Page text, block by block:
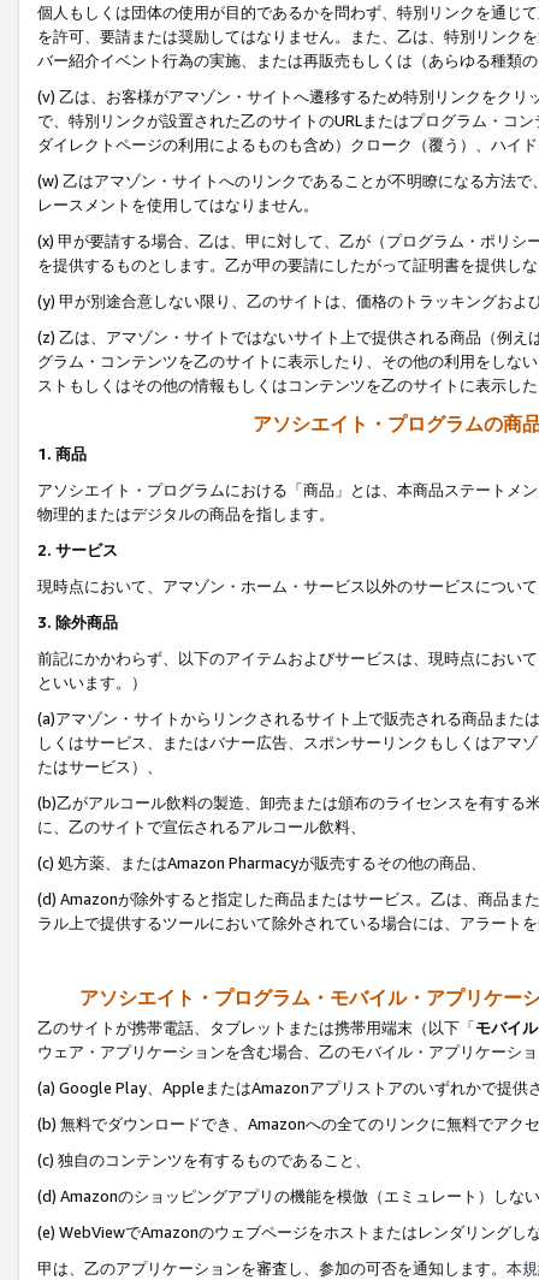
個人もしくは団体の使用が目的であるかを問わず、特別リンクを通じ
を許可、要請または奨励してはなりません。また、乙は、特別リンク
バー紹介イベント行為の実施、または再販売もしくは（あらゆる種類
(v) 乙は、お客様がアマゾン・サイトへ遷移するため特別リンクをク
で、特別リンクが設置された乙のサイトのURLまたはプログラム・コ
ダイレクトページの利用によるものも含め）クローク（覆う）、ハイ
(w) 乙はアマゾン・サイトへのリンクであることが不明瞭になる方法
レースメントを使用してはなりません。
(x) 甲が要請する場合、乙は、甲に対して、乙が（プログラム・ポリ
を提供するものとします。乙が甲の要請にしたがって証明書を提供し
(y) 甲が別途合意しない限り、乙のサイトは、価格のトラッキングお
(z) 乙は、アマゾン・サイトではないサイト上で提供される商品（例
グラム・コンテンツを乙のサイトに表示したり、その他の利用をしな
ストもしくはその他の情報もしくはコンテンツを乙のサイトに表示し
アソシエイト・プログラムの商
1. 商品
アソシエイト・プログラムにおける「商品」とは、本商品ステートメ
物理的またはデジタルの商品を指します。
2. サービス
現時点において、アマゾン・ホーム・サービス以外のサービスについ
3. 除外商品
前記にかかわらず、以下のアイテムおよびサービスは、現時点におい
といいます。）
(a)アマゾン・サイトからリンクされるサイト上で販売される商品ま
しくはサービス、またはバナー広告、スポンサーリンクもしくはアマ
たはサービス）、
(b)乙がアルコール飲料の製造、卸売または頒布のライセンスを有す
に、乙のサイトで宣伝されるアルコール飲料、
(c) 処方薬、またはAmazon Pharmacyが販売するその他の商品、
(d) Amazonが除外すると指定した商品またはサービス。乙は、商品ま
ラル上で提供するツールにおいて除外されている場合には、アラート
アソシエイト・プログラム・モバイル・アプリケー
乙のサイトが携帯電話、タブレットまたは携帯用端末（以下「モバイ
ウェア・アプリケーションを含む場合、乙のモバイル・アプリケーシ
(a) Google Play、AppleまたはAmazonアプリストアのいずれかで提供
(b) 無料でダウンロードでき、Amazonへの全てのリンクに無料でアク
(c) 独自のコンテンツを有するものであること、
(d) Amazonのショッピングアプリの機能を模倣（エミュレート）しな
(e) WebViewでAmazonのウェブページをホストまたはレンダリングし
甲は、乙のアプリケーションを審査し、参加の可否を通知します。 本